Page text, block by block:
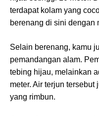
terdapat kolam yang
berenang di sini dengan
Selain berenang, kamu
pemandangan alam.
tebing hijau, melainkan
meter. Air terjun
yang rimbun.